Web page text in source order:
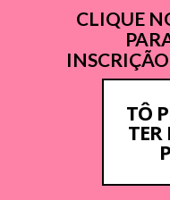
CLIQUE
TÔ